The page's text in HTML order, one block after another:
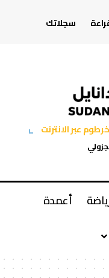
سجلاتك
عبر الانترنت
أعمدة